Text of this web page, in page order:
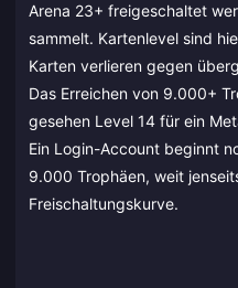
Arena 23+ freigeschaltet
sammelt. Kartenlevel sind
Karten verlieren gegen
Das Erreichen von 9.000+
gesehen Level 14 für ein
Ein Login-Account beginnt
9.000 Trophäen, weit
Freischaltungskurve.